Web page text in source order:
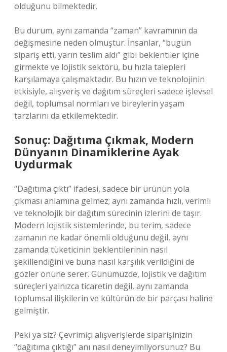
olduğunu bilmektedir.
Bu durum, aynı zamanda “zaman” kavramının da
değişmesine neden olmuştur. İnsanlar, “bugün
sipariş etti, yarın teslim aldı” gibi beklentiler içine
girmekte ve lojistik sektörü, bu hızla talepleri
karşılamaya çalışmaktadır. Bu hızın ve teknolojinin
etkisiyle, alışveriş ve dağıtım süreçleri sadece işlevsel
değil, toplumsal normları ve bireylerin yaşam
tarzlarını da etkilemektedir.
Sonuç: Dağıtıma Çıkmak, Modern
Dünyanın Dinamiklerine Ayak
Uydurmak
“Dağıtıma çıktı” ifadesi, sadece bir ürünün yola
çıkması anlamına gelmez; aynı zamanda hızlı, verimli
ve teknolojik bir dağıtım sürecinin izlerini de taşır.
Modern lojistik sistemlerinde, bu terim, sadece
zamanın ne kadar önemli olduğunu değil, aynı
zamanda tüketicinin beklentilerinin nasıl
şekillendiğini ve buna nasıl karşılık verildiğini de
gözler önüne serer. Günümüzde, lojistik ve dağıtım
süreçleri yalnızca ticaretin değil, aynı zamanda
toplumsal ilişkilerin ve kültürün de bir parçası haline
gelmiştir.
Peki ya siz? Çevrimiçi alışverişlerde siparişinizin
“dağıtıma çıktığı” anı nasıl deneyimliyorsunuz? Bu